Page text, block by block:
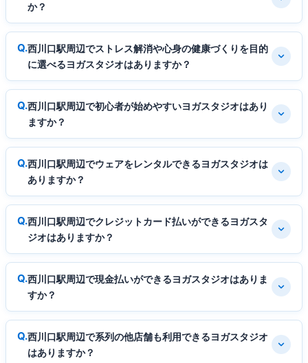
か？
西川口駅周辺でストレス解消や心身の健康づくりを目的
に選べるヨガスタジオはありますか？
西川口駅周辺で初心者が始めやすいヨガスタジオはあり
ますか？
西川口駅周辺でウェアをレンタルできるヨガスタジオは
ありますか？
西川口駅周辺でクレジットカード払いができるヨガスタ
ジオはありますか？
西川口駅周辺で現金払いができるヨガスタジオはありま
すか？
西川口駅周辺で系列の他店舗も利用できるヨガスタジオ
はありますか？